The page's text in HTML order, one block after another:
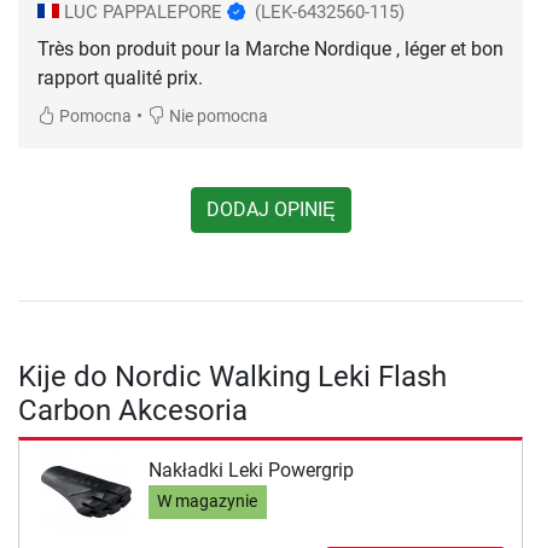
LUC PAPPALEPORE (LEK-6432560-115)
Très bon produit pour la Marche Nordique , léger et bon
rapport qualité prix.
Pomocna • Nie pomocna
DODAJ OPINIĘ
Kije do Nordic Walking Leki Flash
Carbon Akcesoria
Nakładki Leki Powergrip
W magazynie